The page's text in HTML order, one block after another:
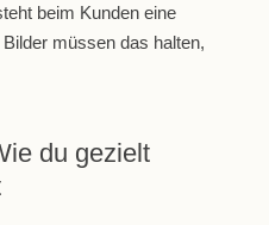
beim Kunden eine
müssen das halten,
du gezielt